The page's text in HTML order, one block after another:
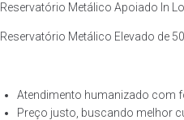
Reservatório Metálico Apoiado In
Reservatório Metálico Elevado de
Atendimento humanizado com
Preço justo, buscando melhor